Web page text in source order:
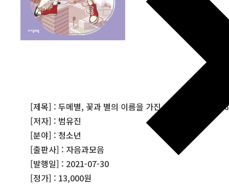
[제목] : 두메별, 꽃과 별의 이름을 가진 아이(청소년문학
[저자] : 범유진
[분야] : 청소년
[출판사] : 자음과모음
[발행일] : 2021-07-30
[정가] : 13,000원